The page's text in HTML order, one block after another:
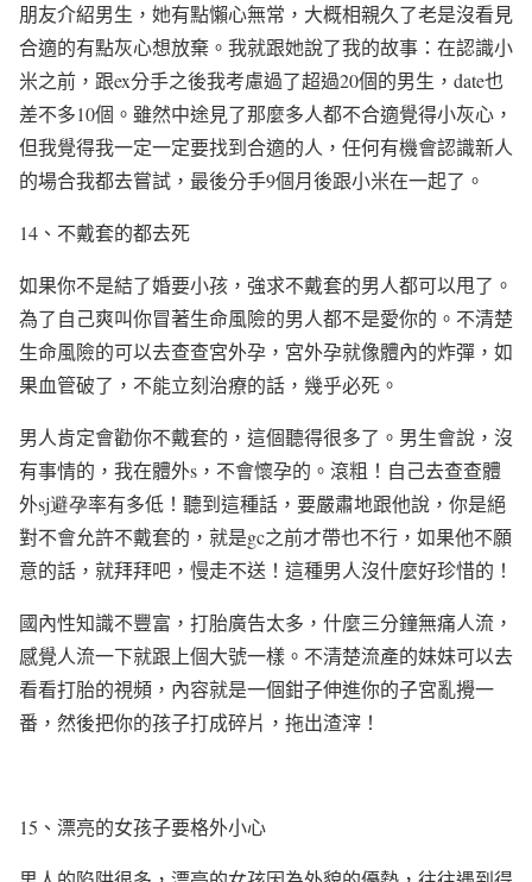
朋友介紹男生，她有點懶心無常，大概相親久了老是沒看見
合適的有點灰心想放棄。我就跟她說了我的故事：在認識小
米之前，跟ex分手之後我考慮過了超過20個的男生， date也
差不多10個。雖然中途見了那麼多人都不合適覺得小灰心，
但我覺得我一定一定要找到合適的人，任何有機會認識新人
的場合我都去嘗試，最後分手9個月後跟小米在一起了。
14 、不戴套的都去死
如果你不是結了婚要小孩，強求不戴套的男人都可以甩了。
為了自己爽叫你冒著生命風險的男人都不是愛你的。不清楚
生命風險的可以去查查宮外孕，宮外孕就像體內的炸彈，如
果血管破了，不能立刻治療的話，幾乎必死。
男人肯定會勸你不戴套的，這個聽得很多了。男生會說，沒
有事情的，我在體外s ，不會懷孕的。滾粗！自己去查查體
外sj避孕率有多低！聽到這種話，要嚴肅地跟他說，你是絕
對不會允許不戴套的，就是gc之前才帶也不行，如果他不願
意的話，就拜拜吧，慢走不送！這種男人沒什麼好珍惜的！
國內性知識不豐富，打胎廣告太多，什麼三分鐘無痛人流，
感覺人流一下就跟上個大號一樣。不清楚流產的妹妹可以去
看看打胎的視頻，內容就是一個鉗子伸進你的子宮亂攪一
番，然後把你的孩子打成碎片，拖出渣滓！
15 、漂亮的女孩子要格外小心